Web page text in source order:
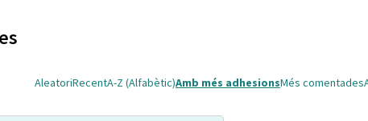
AleatoriRecentA-Z (Alfabètic)Amb més adhesionsMés comentades